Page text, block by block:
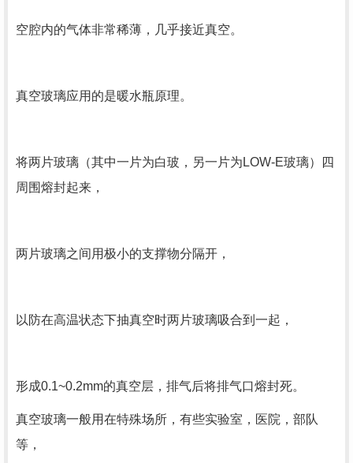
空腔内的气体非常稀薄，几乎接近真空。
真空玻璃应用的是暖水瓶原理。
将两片玻璃（其中一片为白玻，另一片为LOW-E玻璃）四
周围熔封起来，
两片玻璃之间用极小的支撑物分隔开，
以防在高温状态下抽真空时两片玻璃吸合到一起，
形成0.1~0.2mm的真空层，排气后将排气口熔封死。
真空玻璃一般用在特殊场所，有些实验室，医院，部队
等，